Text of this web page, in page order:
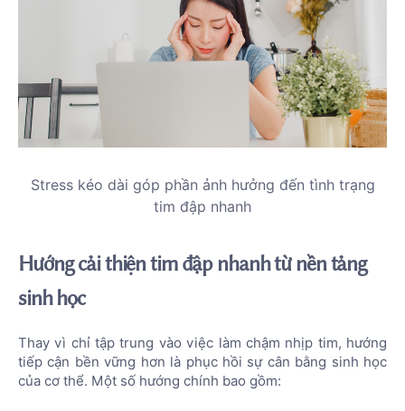
Stress kéo dài góp phần ảnh hưởng đến tình trạng
tim đập nhanh
Hướng cải thiện tim đập nhanh từ nền tảng
sinh học
Thay vì chỉ tập trung vào việc làm chậm nhịp tim, hướng
tiếp cận bền vững hơn là phục hồi sự cân bằng sinh học
của cơ thể. Một số hướng chính bao gồm: